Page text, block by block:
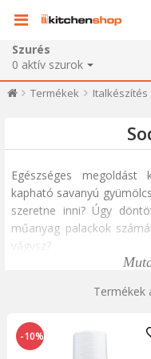
Szurés
0 aktív szurok
Termékek Italkészítés
Egészséges megoldást
kapható savanyú
szeretne inni? Úgy
műanyag palackok
vágysz?
A SodaStream a
gombnyomással.
olyan
össze a szódát házi
szénsavas levekhez
Termékek
-10%